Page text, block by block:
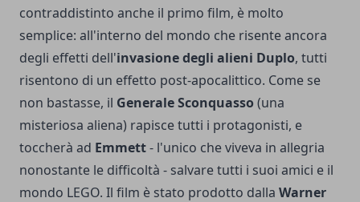
contraddistinto anche il primo film, è molto
semplice: all'interno del mondo che risente ancora
degli effetti dell'invasione degli alieni Duplo, tutti
risentono di un effetto post-apocalittico. Come se
non bastasse, il Generale Sconquasso (una
misteriosa aliena) rapisce tutti i protagonisti, e
toccherà ad Emmett- l'unico che viveva in allegria
nonostante le difficoltà - salvare tutti i suoi amici e il
mondo LEGO. Il film è stato prodotto dalla Warner